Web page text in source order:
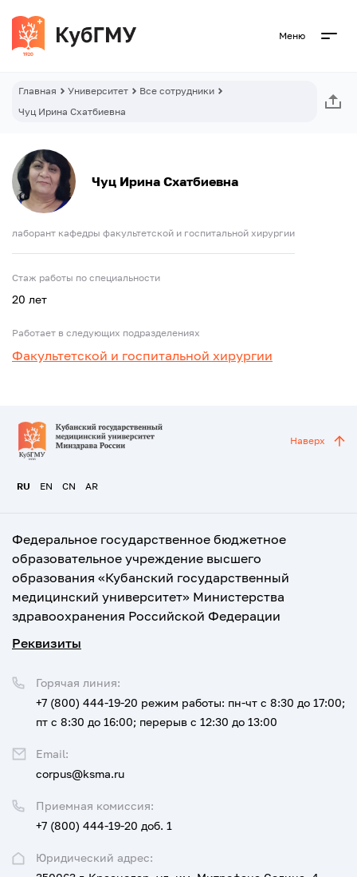
Меню
Главная Университет
Все сотрудники
Чуц Ирина Схатбиевна
Чуц Ирина Схатбиевна
лаборант кафедры факультетской и госпитальной хирургии
Стаж работы по специальности
20 лет
Работает в следующих подразделениях
Факультетской и госпитальной хирургии
RU EN CN AR
Наверх
Федеральное государственное бюджетное
образовательное учреждение высшего
образования «Кубанский государственный
медицинский университет» Министерства
здравоохранения Российской Федерации
Реквизиты
Юридический адрес:
Приемная комиссия:
+7 (800) 444-19-20 доб. 1
Горячая линия:
+7 (800) 444-19-20 режим работы: пн-чт с 8:30 до 17:00;
пт с 8:30 до 16:00; перерыв с 12:30 до 13:00
Email:
corpus@ksma.ru